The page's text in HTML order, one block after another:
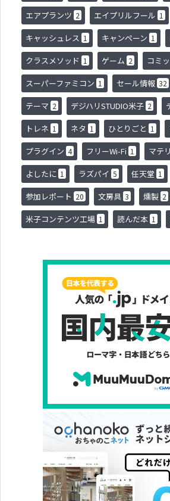
エアプランツ 2 エイプリルフール 1
キャッシュレス 1 キャンペーン 1
クラスメソッド 1 ゲーム 2 コミ
スーパーファミコン 1 セール情報 32
テーマ 2 デジハリSTUDIO米子 2
トレネ 1 ネタ 1 ひとりごと 1
プラグイン 4 フリーWi-Fi 1 マテ
よしたに 1 ラズパイ 5 任天堂 1
参加レポート 20 文房具 3 燻製 2
米子コンテンツ工場 1 読んだ本 1